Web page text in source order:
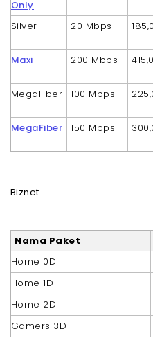
Only
Silver
20 Mbps
Maxi
200 Mbps
MegaFiber
100 Mbps
MegaFiber
150 Mbps
Biznet
Nama Paket
Home 0D
Home 1D
Home 2D
Gamers 3D